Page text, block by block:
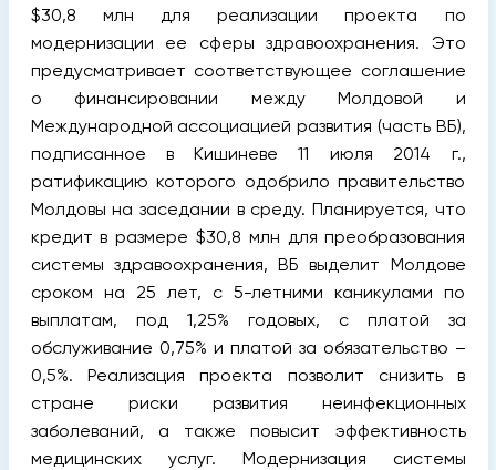
$30,8 млн для реализации проекта по
модернизации ее сферы здравоохранения. Это
предусматривает соответствующее соглашение
о финансировании между Молдовой и
Международной ассоциацией развития (часть ВБ),
подписанное в Кишиневе 11 июля 2014 г.,
ратификацию которого одобрило правительство
Молдовы на заседании в среду. Планируется, что
кредит в размере $30,8 млн для преобразования
системы здравоохранения, ВБ выделит Молдове
сроком на 25 лет, с 5-летними каникулами по
выплатам, под 1,25% годовых, с платой за
обслуживание 0,75% и платой за обязательство –
0,5%. Реализация проекта позволит снизить в
стране риски развития неинфекционных
заболеваний, а также повысит эффективность
медицинских услуг. Модернизация системы